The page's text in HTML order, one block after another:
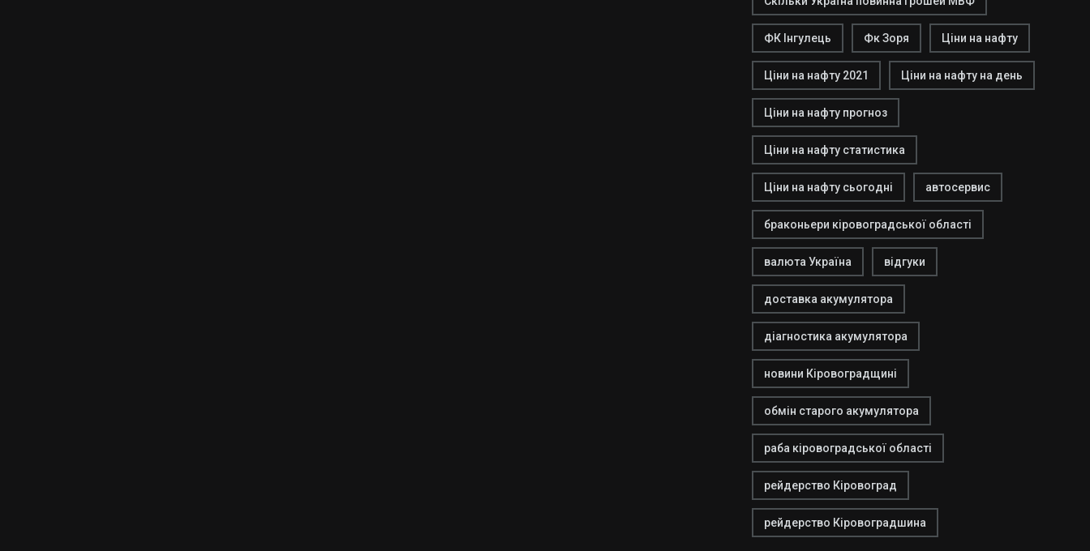
ФК Інгулець Фк Зоря Ціни на нафту
Ціни на нафту 2021 Ціни на нафту на день
Ціни на нафту прогноз
Ціни на нафту статистика
Ціни на нафту сьогодні автосервис
браконьери кіровоградської області
валюта Україна відгуки
доставка акумулятора
діагностика акумулятора
новини Кіровоградщині
обмін старого акумулятора
раба кіровоградської області
рейдерство Кіровоград
рейдерство Кіровоградшина